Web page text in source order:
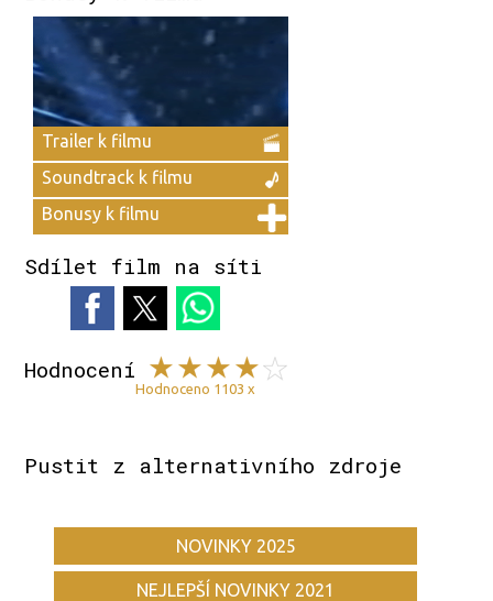
Trailer k filmu
Soundtrack k filmu
Bonusy k filmu
Sdílet film na síti
Hodnocení
Hodnoceno 1103 x
Pustit z alternativního zdroje
NOVINKY 2025
NEJLEPŠÍ NOVINKY 2021